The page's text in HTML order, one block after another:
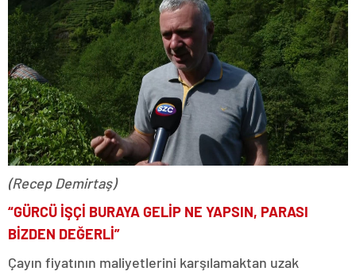
(Recep Demirtaş)
“GÜRCÜ İŞÇİ BURAYA GELİP NE YAPSIN, PARASI
BİZDEN DEĞERLİ”
Çayın fiyatının maliyetlerini karşılamaktan uzak